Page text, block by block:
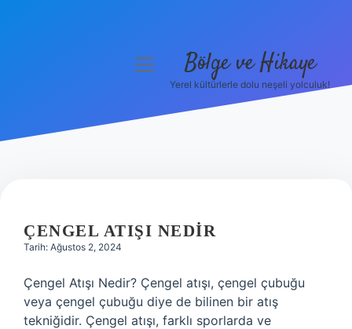
Hakkımızda
menüyü
Bölge ve Hikaye
Yerel kültürlerle dolu neşeli yolculuk!
VE
HIKAYE
YAZILAR
ÇENGEL ATIŞI NEDIR
Tarih: Ağustos 2, 2024
Çengel Atışı Nedir? Çengel atışı, çengel çubuğu
veya çengel çubuğu diye de bilinen bir atış
tekniğidir. Çengel atışı, farklı sporlarda ve